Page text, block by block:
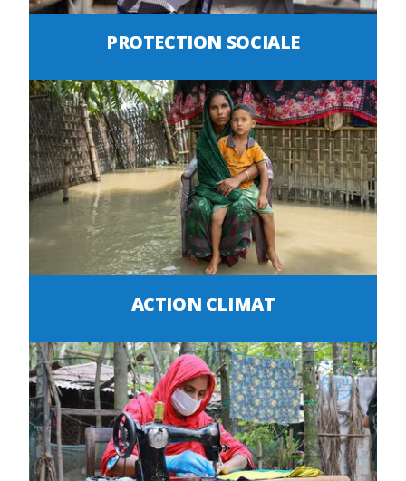
PROTECTION SOCIALE
ACTION CLIMAT